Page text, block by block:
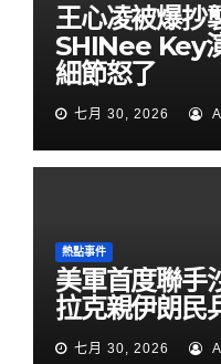
王心凌被爆抄
SHINee Key
細節怒了
七月 30, 2026
熱點事件
美軍首度聯手
拉克親伊朗民
七月 30, 2026